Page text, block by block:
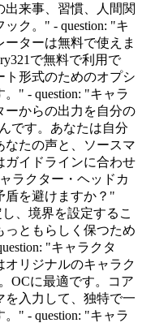
来事、習慣、人間関
ク。" - question: "キ
ターは無料で使えま
で無料で利用で
ト形式のためのオプシ
" - question: "キャラ
ーからの出力を自分の
です。あなたは自分
たの声と、ソースマ
ガイドラインに合わせ
ラクター・ヘッドカ
盾を避けますか？"
、境界を設定するこ
っともらしく保つため
"キャラクタ
リジナルのキャラク
OCに最適です。コア
を入力して、独特で一
" - question: "キャラ